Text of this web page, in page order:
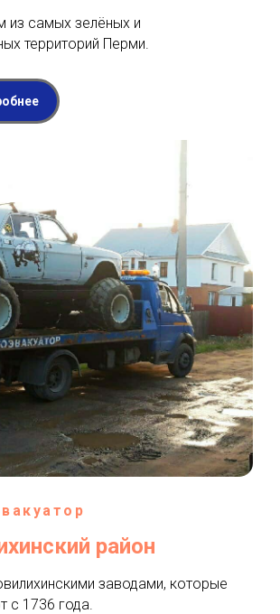
из самых зелёных и
территорий Перми.
район
заводами, которые
с 1736 года.